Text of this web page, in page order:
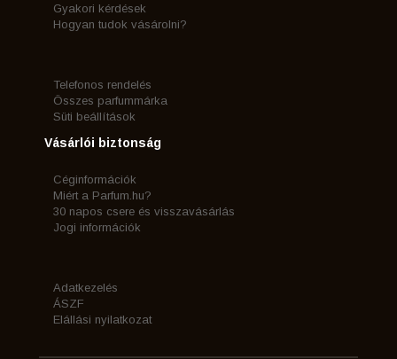
Gyakori kérdések
Hogyan tudok vásárolni?
Telefonos rendelés
Összes parfummárka
Süti beállítások
Vásárlói biztonság
Céginformációk
Miért a Parfum.hu?
30 napos csere és visszavásárlás
Jogi információk
Adatkezelés
ÁSZF
Elállási nyilatkozat